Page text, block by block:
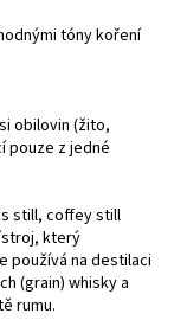
tóny koření
obilovin (žito,
pouze z jedné
still, coffey still
který
používá na destilaci
(grain) whisky a
rumu.